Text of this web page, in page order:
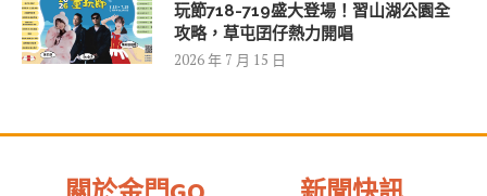
玩節718-719盛大登場！習山湖公園全
攻略，草屯囝仔熱力開唱
2026 年 7 月 15 日